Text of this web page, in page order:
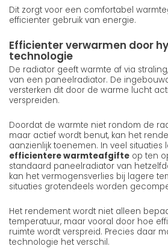
Dit zorgt voor een comfortabel
efficienter gebruik van energie.
Efficienter verwarmen door
technologie
De radiator geeft warmte af via
van een paneelradiator. De
versterken dit door de warme lucht
verspreiden.
Doordat de warmte niet rondom de
maar actief wordt benut, kan het
aanzienlijk toenemen. In veel situaties
efficientere warmteafgifte op ten
standaard paneelradiator van
kan het vermogensverlies bij lagere
situaties grotendeels worden
Het rendement wordt niet alleen
temperatuur, maar vooral door hoe
ruimte wordt verspreid. Precies daar
technologie het verschil.